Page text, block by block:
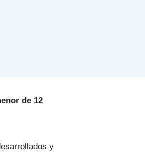
de 12
y